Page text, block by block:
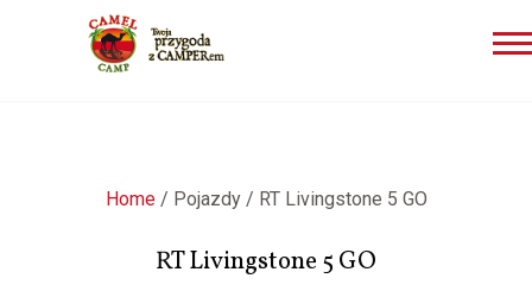
Home/ Pojazdy/ RT Livingstone 5 GO
RT Livingstone 5 GO